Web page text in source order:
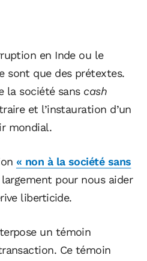
en Inde ou le
sont que des prétextes.
la société sans cash
et l’instauration d’un
mondial.
« non à la société sans
pour nous aider
liberticide.
un témoin
Ce témoin